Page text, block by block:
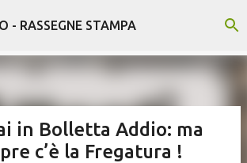
ai contenuti principali
- RASSEGNE STAMPA
in Bolletta Addio: ma
c’è la Fregatura !